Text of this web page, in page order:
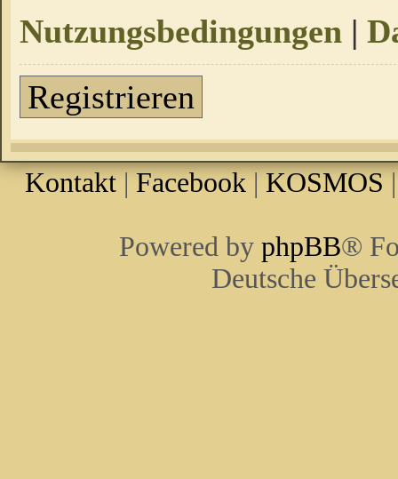
Nutzungsbedingungen |
Registrieren
Kontakt | Facebook | KOSMOS
Powered by phpBB®
Deutsche